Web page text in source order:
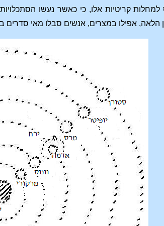
קריטיות אלו, כי כאשר נעשו
הלאה, אפילו במצרים, אנשים סבלו מאי